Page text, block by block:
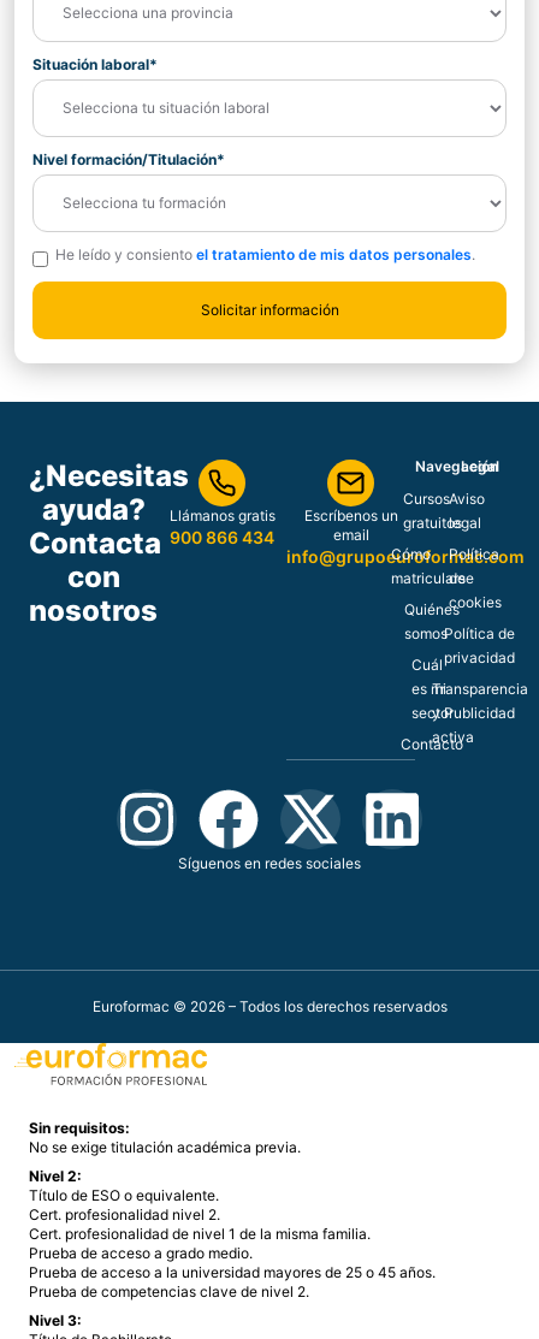
Situación laboral*
Nivel formación/Titulación*
He leído y consiento el tratamiento de mis datos personales.
¿Necesitas
ayuda?
Contacta
con
nosotros
Llámanos gratis
900 866 434
Escríbenos un
email
info@grupoeuroformac.com
Navegación
Cursos
gratuitos
Cómo
matricularse
Quiénes
somos
Cuál
es mi
sector
Contacto
Legal
Aviso
legal
Política
de
cookies
Política de
privacidad
Transparencia
y Publicidad
activa
Síguenos en redes sociales
Euroformac © 2026 – Todos los derechos reservados
Sin requisitos:
No se exige titulación académica previa.
Nivel 2:
Título de ESO o equivalente.
Cert. profesionalidad nivel 2.
Cert. profesionalidad de nivel 1 de la misma familia.
Prueba de acceso a grado medio.
Prueba de acceso a la universidad mayores de 25 o 45 años.
Prueba de competencias clave de nivel 2.
Nivel 3: